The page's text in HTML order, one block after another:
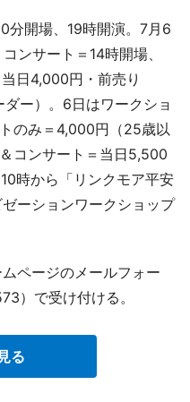
開場、19時開演。7月6
ンサート＝14時開場、
日4,000円・前売り
ー）。6日はワークショ
のみ＝4,000円（25歳以
コンサート＝当日5,500
時から「リンクモア平安
ーションワークショップ
ページのメールフォー
）で受け付ける。
る